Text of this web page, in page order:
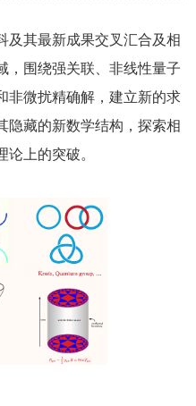
及其最新成果交叉汇合及相
，围绕强关联、非线性量子
非微扰精确解，建立新的求
隐藏的新数学结构，探索相
上的突破。